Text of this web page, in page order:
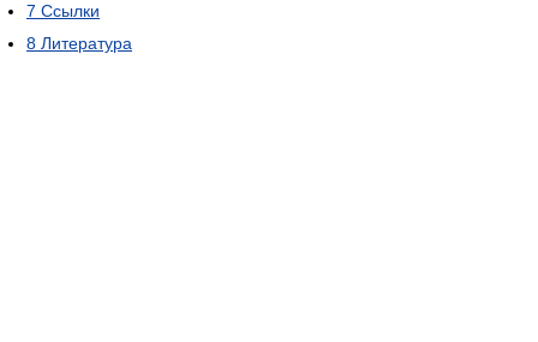
7 Ссылки
8 Литература